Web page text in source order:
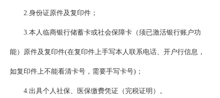
2.身份证原件及复印件；
3.本人临商银行储蓄卡或社会保障卡（须已激活银行账户功
能）原件及复印件(在复印件上手写本人联系电话、开户行信息，
如复印件上不能看清卡号，需要手写卡号)；
4.出具个人社保、医保缴费凭证（完税证明）。